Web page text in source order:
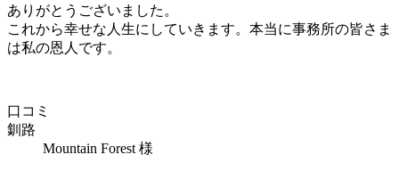
ありがとうございました。
これから幸せな人生にしていきます。本当に事務所の皆さま
は私の恩人です。
口コミ
釧路
Mountain Forest 様